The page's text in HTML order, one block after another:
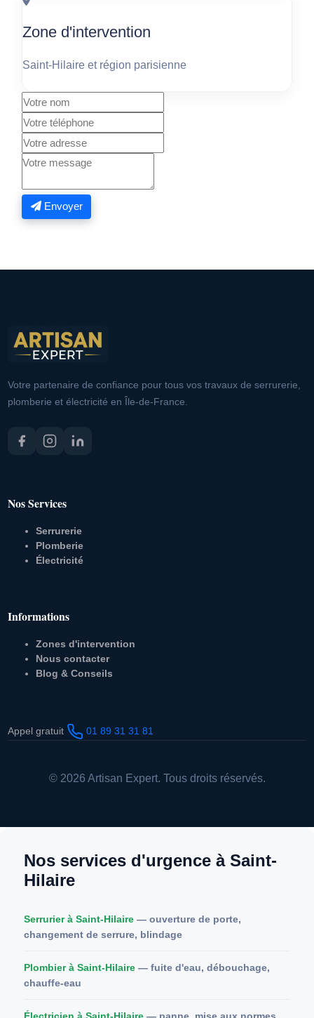
Zone d'intervention
Saint-Hilaire et région parisienne
Envoyer
Votre partenaire de confiance pour tous vos travaux de serrurerie,
plomberie et électricité en Île-de-France.
Nos Services
Serrurerie
Plomberie
Électricité
Informations
Zones d'intervention
Nous contacter
Blog & Conseils
Appel gratuit 01 89 31 31 81
© 2026 Artisan Expert. Tous droits réservés.
Nos services d'urgence à Saint-
Hilaire
Serrurier à Saint-Hilaire — ouverture de porte,
changement de serrure, blindage
Plombier à Saint-Hilaire — fuite d'eau, débouchage,
chauffe-eau